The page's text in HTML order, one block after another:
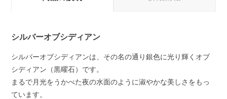
シルバーオブシディアン
シルバーオブシディアンは、その名の通り銀色に光り輝くオブ
シディアン（黒曜石）です。
まるで月光をうかべた夜の水面のように淑やかな美しさをもっ
ています。